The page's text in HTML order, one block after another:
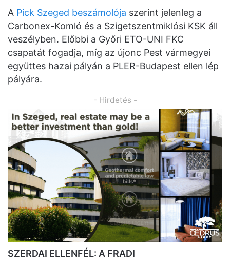
A Pick Szeged beszámolója szerint jelenleg a
Carbonex-Komló és a Szigetszentmiklósi KSK áll
veszélyben. Előbbi a Győri ETO-UNI FKC
csapatát fogadja, míg az újonc Pest vármegyei
együttes hazai pályán a PLER-Budapest ellen lép
pályára.
- Hirdetés -
SZERDAI ELLENFÉL: A FRADI